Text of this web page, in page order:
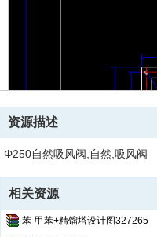
资源描述
Φ250自然吸风阀,自然,吸风阀
相关资源
苯-甲苯+精馏塔设计图327265